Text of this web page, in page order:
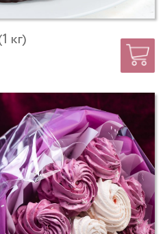
кг)